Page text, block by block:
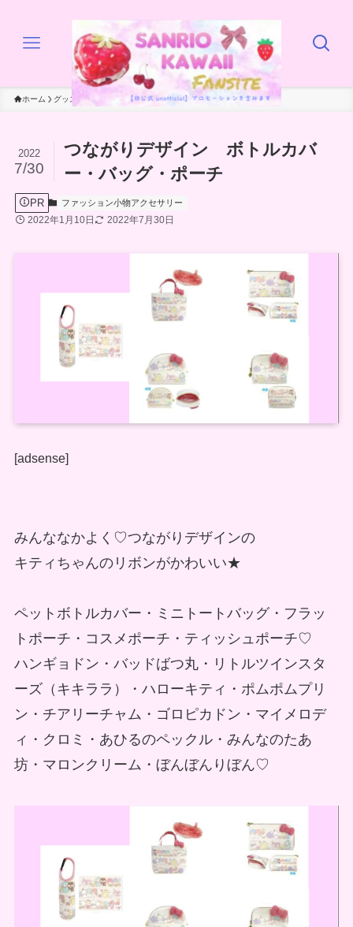
ホーム グッズ ファッション小物アクセサリー
つながりデザイン ボトルカバ
ー・バッグ・ポーチ
2022
7/30
PR ファッション小物アクセサリー
2022年1月10日 2022年7月30日
[adsense]
みんななかよく♡つながりデザインの
キティちゃんのリボンがかわいい★
ペットボトルカバー・ミニトートバッグ・フラッ
トポーチ・コスメポーチ・ティッシュポーチ♡
ハンギョドン・バッドばつ丸・リトルツインスタ
ーズ（キキララ）・ハローキティ・ポムポムプリ
ン・チアリーチャム・ゴロピカドン・マイメロデ
ィ・クロミ・あひるのペックル・みんなのたあ
坊・マロンクリーム・ぼんぼんりぼん♡